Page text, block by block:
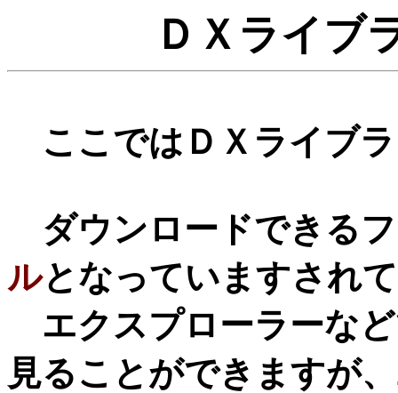
ＤＸライブ
ここではＤＸライブ
ダウンロードできる
ルとなっていますされ
エクスプローラーな
見ることができますが、